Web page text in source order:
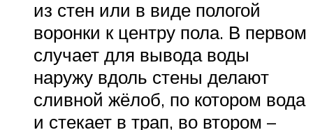
из стен или в виде пологой
воронки к центру пола. В первом
случает для вывода воды
наружу вдоль стены делают
сливной жёлоб, по котором вода
и стекает в трап, во втором –